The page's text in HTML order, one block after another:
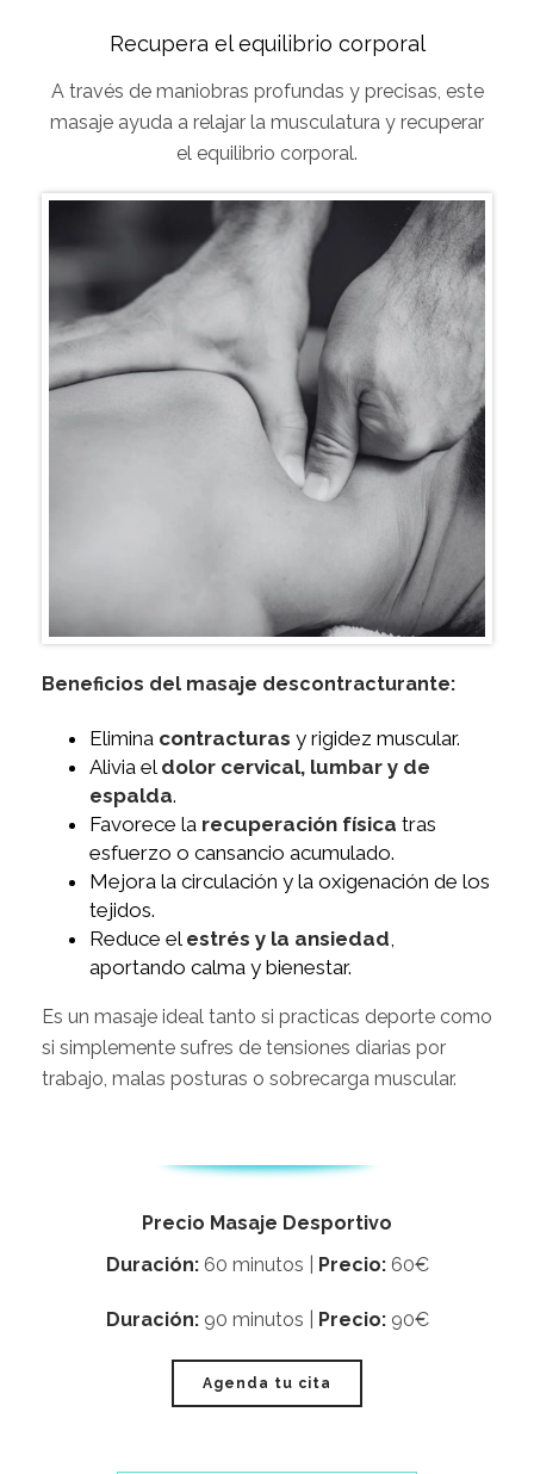
Recupera el equilibrio corporal
A través de maniobras profundas y precisas, este
masaje ayuda a relajar la musculatura y recuperar
el equilibrio corporal.
Beneficios del masaje descontracturante:
Elimina contracturas y rigidez muscular.
Alivia el dolor cervical, lumbar y de
espalda.
Favorece la recuperación física tras
esfuerzo o cansancio acumulado.
Mejora la circulación y la oxigenación de los
tejidos.
Reduce el estrés y la ansiedad,
aportando calma y bienestar.
Es un masaje ideal tanto si practicas deporte como
si simplemente sufres de tensiones diarias por
trabajo, malas posturas o sobrecarga muscular.
Precio Masaje Desportivo
Duración: 60 minutos | Precio: 60€
Duración: 90 minutos | Precio: 90€
Agenda tu cita